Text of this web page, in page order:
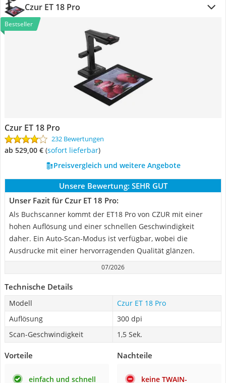
Czur ET 18 Pro
Bestseller
Czur ET 18 Pro
232 Bewertungen
ab 529,00 € ( Sofort lieferbar)
Preisvergleich und weitere Angebote
Unsere Bewertung: SEHR GUT
Unser Fazit für Czur ET 18 Pro:
Als Buchscanner kommt der ET18 Pro von CZUR mit einer
hohen Auflösung und einer schnellen Geschwindigkeit
daher. Ein Auto-Scan-Modus ist verfügbar, wobei die
Ausdrucke mit einer hervorragenden Qualität glänzen.
07/2026
Technische Details
Modell
Czur ET 18 Pro
Auflösung
300 dpi
Scan-Geschwindigkeit
1,5 Sek.
Vorteile
einfach und schnell
Nachteile
keine TWAIN-